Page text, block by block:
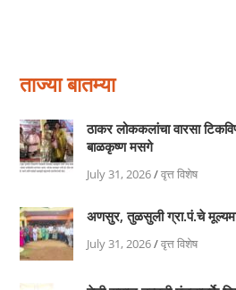
ताज्या बातम्या
ठाकर लोककलांचा वारसा
बाळकृष्ण मसगे
July 31, 2026/वृत्त विशेष
अणसुर, तुळसुली ग्रा.पं.चे
July 31, 2026/वृत्त विशेष